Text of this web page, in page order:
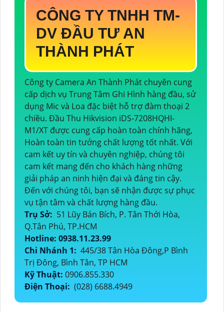
CÔNG TY TNHH TM-
DV ĐẦU TƯ AN
THÀNH PHÁT
Công ty Camera An Thành Phát chuyên cung
cấp dịch vụ Trung Tâm Ghi Hình hàng đầu, sử
dụng Mic và Loa đặc biệt hỗ trợ đàm thoại 2
chiều. Đầu Thu Hikvision iDS-7208HQHI-
M1/XT được cung cấp hoàn toàn chính hãng,
Hoàn toàn tin tưởng chất lượng tốt nhất. Với
cam kết uy tín và chuyên nghiệp, chúng tôi
cam kết mang đến cho khách hàng những
giải pháp an ninh hiện đại và đáng tin cậy.
Đến với chúng tôi, bạn sẽ nhận được sự phục
vụ tận tâm và chất lượng hàng đầu.
Trụ Sở: 51 Lũy Bán Bích, P. Tân Thới Hòa,
Q.Tân Phú, TP.HCM
Hotline: 0938.11.23.99
Chi Nhánh 1: 445/38 Tân Hòa Đông,P Bình
Trị Đông, Bình Tân, TP HCM
Kỹ Thuật: 0906.855.330
Điện Thoại: (028) 6688.4949